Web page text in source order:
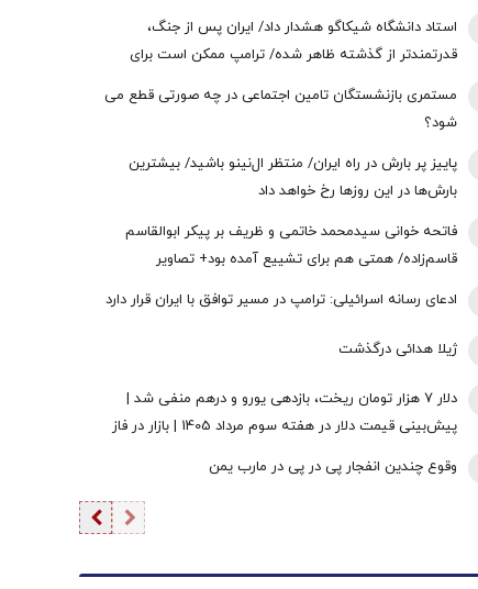
استاد دانشگاه شیکاگو هشدار داد/ ایران پس از جنگ،
قدرتمندتر از گذشته ظاهر شده/ ترامپ ممکن است برای
دستیابی به یک پیروزی نمادین پیش از انتخابات میان‌دوره‌ای
کنگره، به عملیات زمینی روی بیاورد
مستمری بازنشستگان تامین اجتماعی در چه صورتی قطع می
شود؟
پاییز پر بارش در راه ایران/ منتظر ال‌نینو باشید/ بیشترین
بارش‌ها در این روزها رخ خواهد داد
فاتحه خوانی سیدمحمد خاتمی و ظریف بر پیکر ابوالقاسم
قاسم‌زاده/ همتی هم برای تشییع آمده بود+ تصاویر
ادعای رسانه اسرائیلی: ترامپ در مسیر توافق با ایران قرار دارد
ژیلا هدائی درگذشت
دلار ۷ هزار تومان ریخت، بازدهی یورو و درهم منفی شد |
پیش‌بینی قیمت دلار در هفته سوم مرداد 1405 | بازار در فاز
وقوع چندین انفجار پی در پی در مارب یمن